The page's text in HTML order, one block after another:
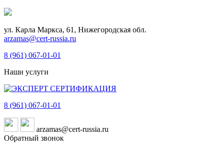
ул. Карла Маркса, 61, Нижегородская обл.
arzamas@cert-russia.ru
8 (961) 067-01-01
Наши услуги
8 (961) 067-01-01
arzamas@cert-russia.ru
Обратный звонок